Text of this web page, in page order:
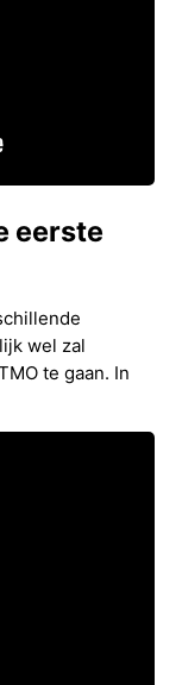
eerste
wel zal
te gaan. In